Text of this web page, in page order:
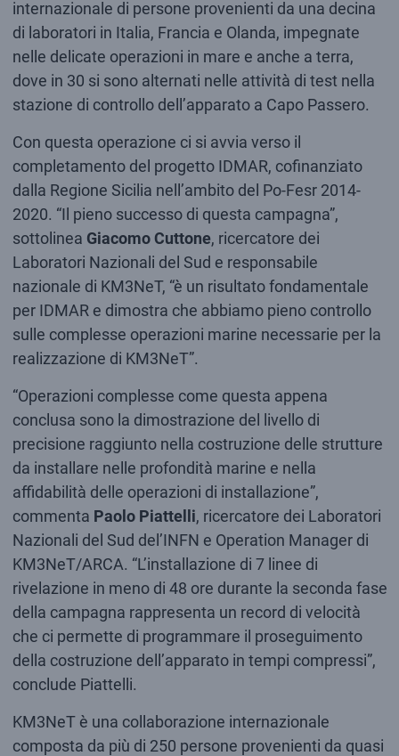
internazionale di persone provenienti da una decina
di laboratori in Italia, Francia e Olanda, impegnate
nelle delicate operazioni in mare e anche a terra,
dove in 30 si sono alternati nelle attività di test nella
stazione di controllo dell’apparato a Capo Passero.
Con questa operazione ci si avvia verso il
completamento del progetto IDMAR, cofinanziato
dalla Regione Sicilia nell’ambito del Po-Fesr 2014-
2020. “Il pieno successo di questa campagna”,
sottolinea Giacomo Cuttone, ricercatore dei
Laboratori Nazionali del Sud e responsabile
nazionale di KM3NeT, “è un risultato fondamentale
per IDMAR e dimostra che abbiamo pieno controllo
sulle complesse operazioni marine necessarie per la
realizzazione di KM3NeT”.
“Operazioni complesse come questa appena
conclusa sono la dimostrazione del livello di
precisione raggiunto nella costruzione delle strutture
da installare nelle profondità marine e nella
affidabilità delle operazioni di installazione”,
commenta Paolo Piattelli, ricercatore dei Laboratori
Nazionali del Sud del’INFN e Operation Manager di
KM3NeT/ARCA. “L’installazione di 7 linee di
rivelazione in meno di 48 ore durante la seconda fase
della campagna rappresenta un record di velocità
che ci permette di programmare il proseguimento
della costruzione dell’apparato in tempi compressi”,
conclude Piattelli.
KM3NeT è una collaborazione internazionale
composta da più di 250 persone provenienti da quasi